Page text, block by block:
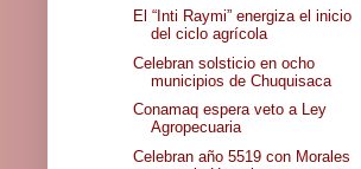
El “Inti Raymi” energiza el inicio
del ciclo agrícola
Celebran solsticio en ocho
municipios de Chuquisaca
Conamaq espera veto a Ley
Agropecuaria
Celebran año 5519 con Morales